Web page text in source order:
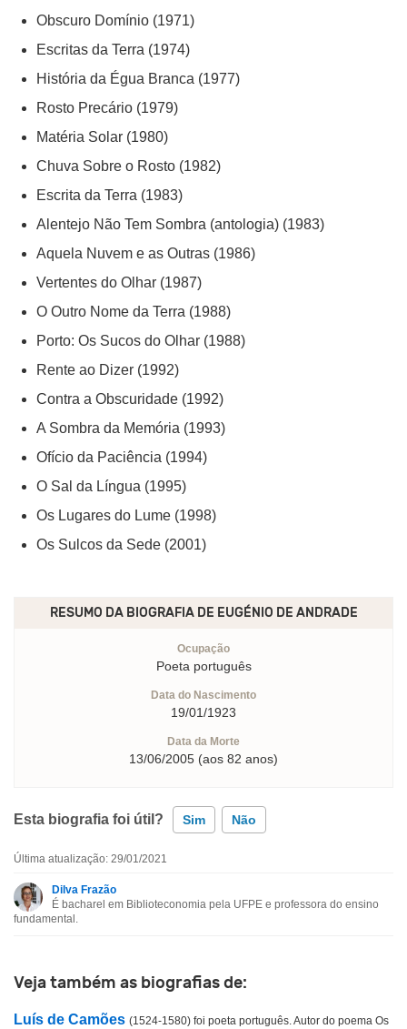
Obscuro Domínio (1971)
Escritas da Terra (1974)
História da Égua Branca (1977)
Rosto Precário (1979)
Matéria Solar (1980)
Chuva Sobre o Rosto (1982)
Escrita da Terra (1983)
Alentejo Não Tem Sombra (antologia) (1983)
Aquela Nuvem e as Outras (1986)
Vertentes do Olhar (1987)
O Outro Nome da Terra (1988)
Porto: Os Sucos do Olhar (1988)
Rente ao Dizer (1992)
Contra a Obscuridade (1992)
A Sombra da Memória (1993)
Ofício da Paciência (1994)
O Sal da Língua (1995)
Os Lugares do Lume (1998)
Os Sulcos da Sede (2001)
RESUMO DA BIOGRAFIA DE EUGÉNIO DE ANDRADE
Ocupação
Poeta português
Data do Nascimento
19/01/1923
Data da Morte
13/06/2005 (aos 82 anos)
Esta biografia foi útil? Sim Não
Esta biografia não tem a informação que procuro
Última atualização: 29/01/2021
Dilva Frazão
É bacharel em Biblioteconomia pela UFPE e professora do ensino
fundamental.
Veja também as biografias de:
Luís de Camões (1524-1580) foi poeta português. Autor do poema Os